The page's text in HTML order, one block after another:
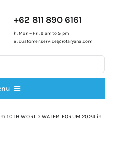
+62 811 890 6161
h: Mon – Fri, 9 am to 5 pm
e:customer.service@rotaryana.com
WORLD WATER FORUM 2024 in